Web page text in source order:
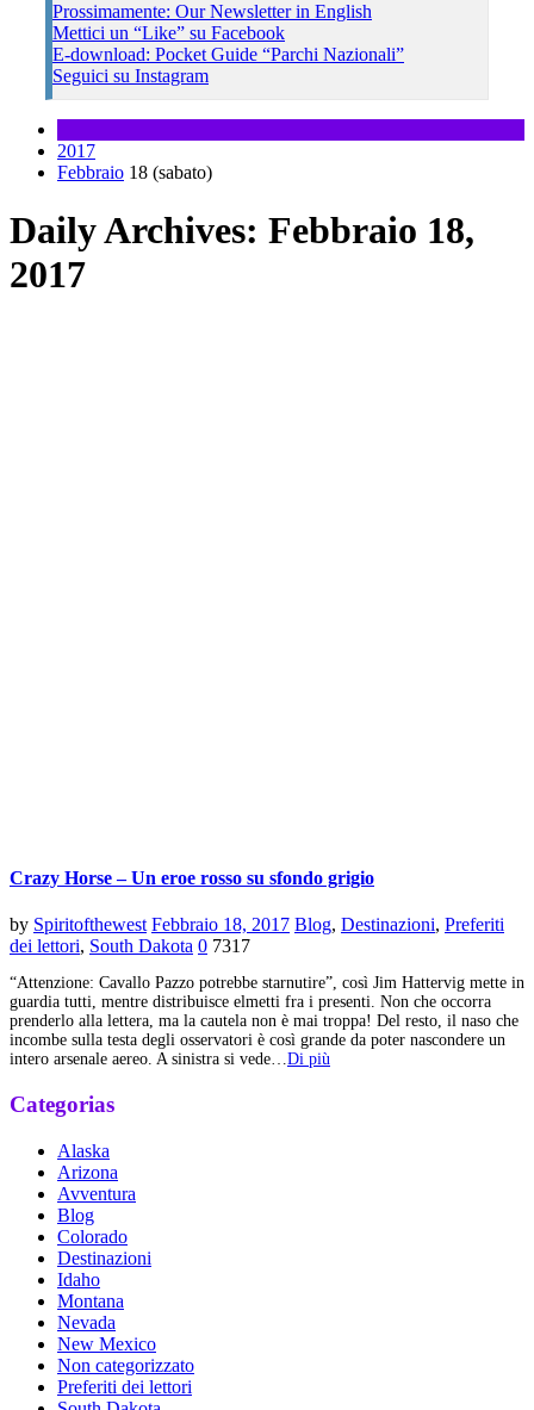
Prossimamente: Our Newsletter in English
Mettici un “Like” su Facebook
E-download: Pocket Guide “Parchi Nazionali”
Seguici su Instagram
2017
Febbraio 18 (sabato)
Daily Archives: Febbraio 18,
2017
Crazy Horse – Un eroe rosso su sfondo grigio
by Spiritofthewest Febbraio 18, 2017 Blog, Destinazioni, Preferiti
dei lettori, South Dakota 0 7317
“Attenzione: Cavallo Pazzo potrebbe starnutire”, così Jim Hattervig mette in
guardia tutti, mentre distribuisce elmetti fra i presenti. Non che occorra
prenderlo alla lettera, ma la cautela non è mai troppa! Del resto, il naso che
incombe sulla testa degli osservatori è così grande da poter nascondere un
intero arsenale aereo. A sinistra si vede…Di più
Categorias
Alaska
Arizona
Avventura
Blog
Colorado
Destinazioni
Idaho
Montana
Nevada
New Mexico
Non categorizzato
Preferiti dei lettori